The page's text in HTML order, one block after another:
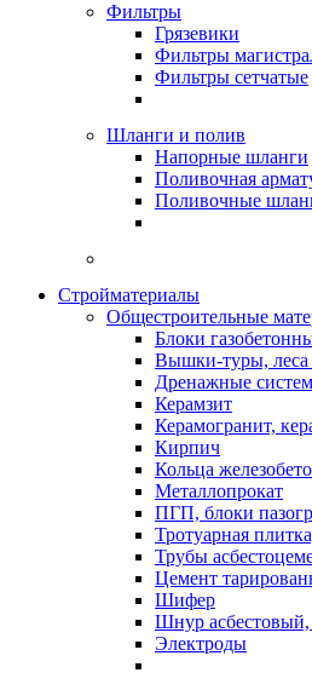
Фильтры
Грязевики
Фильтры
Фильтры сетчатые
Шланги и полив
Напорные шланги
Поливочная
Поливочные
Стройматериалы
Oбщестроительные
Блоки
Вышки-туры, леса
Дренажные
Керамзит
Керамогранит,
Кирпич
Кольца
Металлопрокат
ПГП, блоки
Тротуарная
Трубы
Цемент
Шифер
Шнур асбестовый,
Электроды